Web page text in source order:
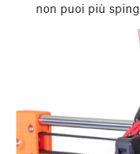
non puoi più